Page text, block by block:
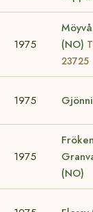
1975
(NO)
23725
1975
1975
(NO)